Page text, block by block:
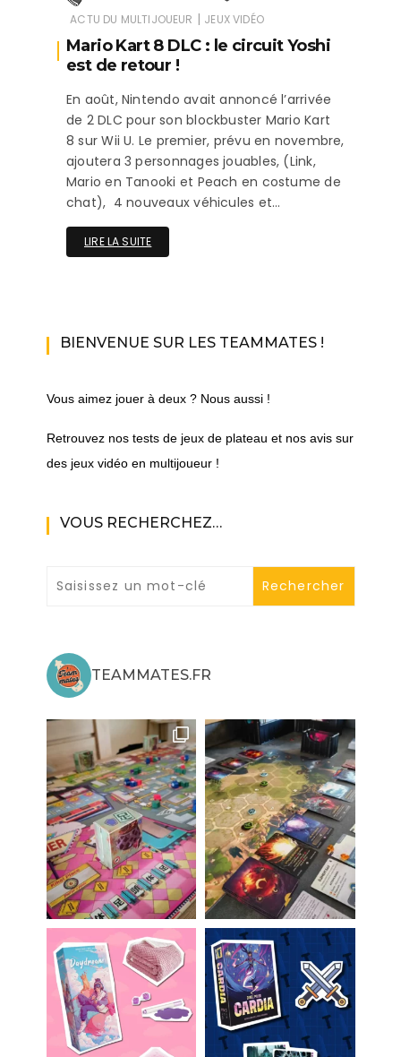
ACTU DU MULTIJOUEUR | JEUX VIDÉO
Mario Kart 8 DLC : le circuit Yoshi
est de retour !
En août, Nintendo avait annoncé l’arrivée
de 2 DLC pour son blockbuster Mario Kart
8 sur Wii U. Le premier, prévu en novembre,
ajoutera 3 personnages jouables, (Link,
Mario en Tanooki et Peach en costume de
chat), 4 nouveaux véhicules et…
LIRE LA SUITE
BIENVENUE SUR LES TEAMMATES !
Vous aimez jouer à deux ? Nous aussi !
Retrouvez nos tests de jeux de plateau et nos avis sur
des jeux vidéo en multijoueur !
VOUS RECHERCHEZ…
TEAMMATES.FR